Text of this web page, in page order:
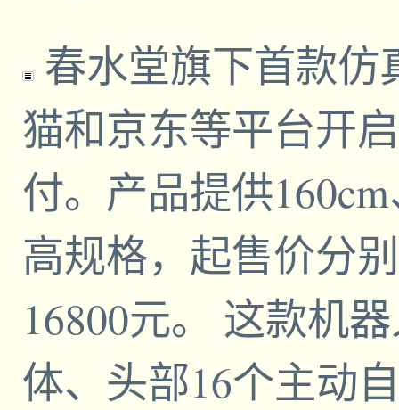
春水堂旗下首款
猫和京东等平台开
付。产品提供
高规格，起售价分
16800元。 这款机
体、头部16个主动